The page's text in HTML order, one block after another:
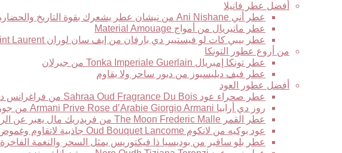
أفضل عطر فانيلا
عطر أني Ani Nishane من نيشان عطر يشعرك بقوة التاريخ والحضارة
عطر ماتيريال من أمواج Material Amouage
عطر بيبي كات لو فيستيير دي بارفان من إيف سان لوران Babycat Le Vestiaire des Parfums Yves Saint Laurent
من أروع عطور التونكا
عطر تونكا إمبريال Tonka Imperiale Guerlain من جيرلان
عطر فيف ديليسيوز من ديور ساحر ولا يقاوم
أفضل عطور العود
عطر صحراء عود Sahraa Oud Fragrance Du Bois من فراغرانس دو بوا حبكة عطرية لها مذاقها الخاص
روز دي أرابيا Armani Prive Rose d’Arabie Giorgio Armani من جورجيو أرماني قصيدة عطرية رائعة تتغنى بالورد
عطر القمر The Moon Frederic Malle من فريدريك مال يعبر عن الرومانسية الشرقية الجديدة
عود بوكيه من لانكوم Oud Bouquet Lancome جاذبية لاتقاوم وغموض يأسر القلوب
عطر بلو سافير من بوديسيا ذا فيكتوريس يمثل السحر والنغمة الفاخرة